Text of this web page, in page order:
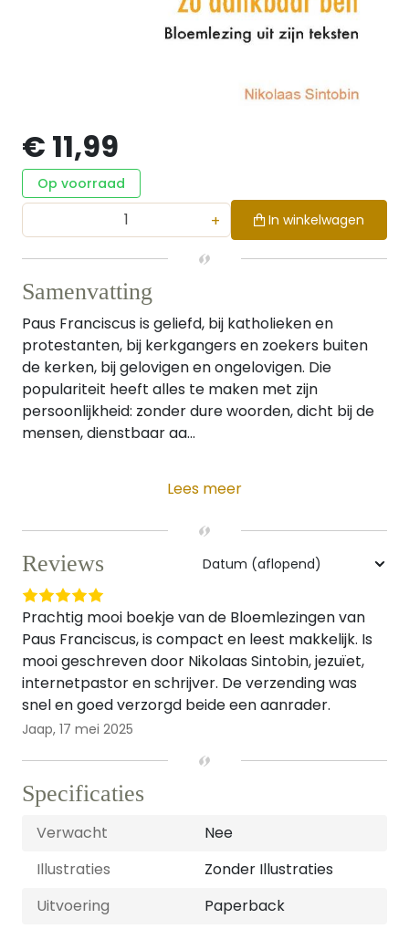
€ 11,99
Op voorraad
+ In winkelwagen
Samenvatting
Paus Franciscus is geliefd, bij katholieken en
protestanten, bij kerkgangers en zoekers buiten
de kerken, bij gelovigen en ongelovigen. Die
populariteit heeft alles te maken met zijn
persoonlijkheid: zonder dure woorden, dicht bij de
mensen, dienstbaar aa...
Lees meer
Reviews
Prachtig mooi boekje van de Bloemlezingen van
Paus Franciscus, is compact en leest makkelijk. Is
mooi geschreven door Nikolaas Sintobin, jezuïet,
internetpastor en schrijver. De verzending was
snel en goed verzorgd beide een aanrader.
Jaap, 17 mei 2025
Specificaties
Verwacht
Nee
Illustraties
Zonder Illustraties
Uitvoering
Paperback